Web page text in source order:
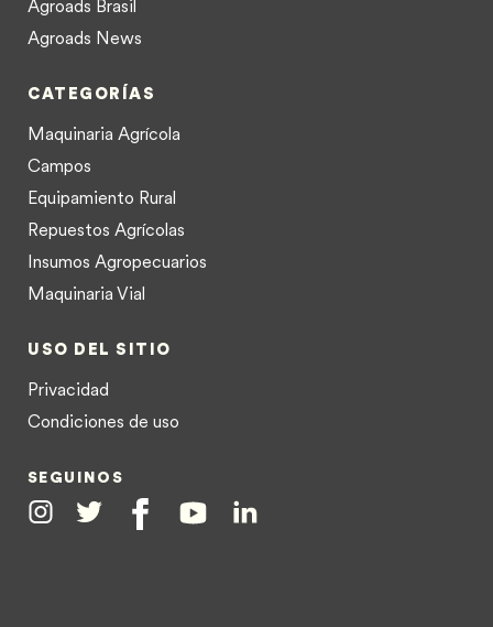
Agroads Brasil
Agroads News
CATEGORÍAS
Maquinaria Agrícola
Campos
Equipamiento Rural
Repuestos Agrícolas
Insumos Agropecuarios
Maquinaria Vial
USO DEL SITIO
Privacidad
Condiciones de uso
SEGUINOS
InstagramTwitter FacebookYoutubeLinkedin